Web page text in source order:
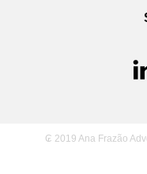
₢ 2019 Ana Frazão